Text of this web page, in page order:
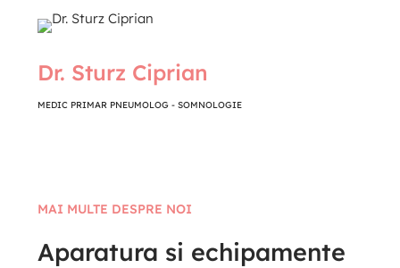
Dr. Sturz Ciprian
MEDIC PRIMAR PNEUMOLOG - SOMNOLOGIE
MAI MULTE DESPRE NOI
Aparatura si echipamente